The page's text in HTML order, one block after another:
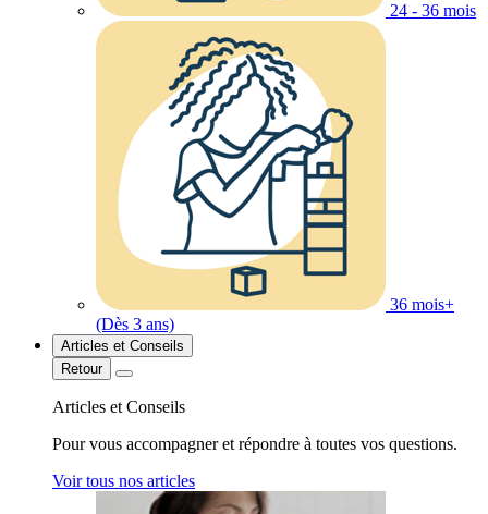
24 - 36 mois
36 mois+
(Dès 3 ans)
Articles et Conseils
Retour
Articles et Conseils
Pour vous accompagner et répondre à toutes vos questions.
Voir tous nos articles